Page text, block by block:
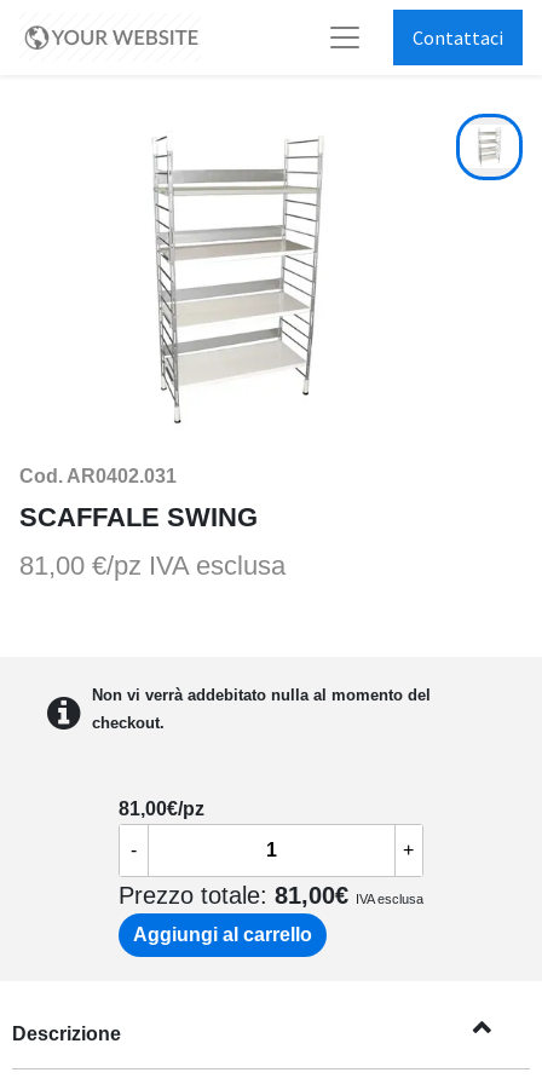
Contattaci
Cod. AR0402.031
SCAFFALE SWING
81,00 €/pz IVA esclusa
Non vi verrà addebitato nulla al momento del
checkout.
81,00€/pz
-
+
Prezzo totale: 81,00€ IVA esclusa
Aggiungi al carrello
Descrizione